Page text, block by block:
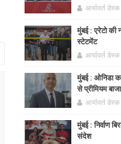
आर्यावर्त डेस्क
मुंबई : एरेटो की
स्टेटमेंट
आर्यावर्त डेस्क
मुंबई : ओनिडा
से प्रीमियम
आर्यावर्त डेस्क
मुंबई : निर्वाण
संदेश